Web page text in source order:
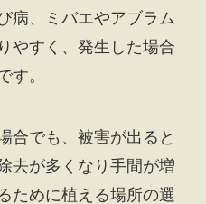
病、ミバエやアブラム
やすく、発生した場合
す。
合でも、被害が出ると
去が多くなり手間が増
ために植える場所の選